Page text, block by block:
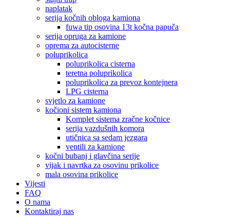
naplatak
serija kočnih obloga kamiona
fuwa tip osovina 13t kočna papuča
serija opruga za kamione
oprema za autocisterne
poluprikolica
poluprikolica cisterna
teretna poluprikolica
poluprikolica za prevoz kontejnera
LPG cisterna
svjetlo za kamione
kočioni sistem kamiona
Komplet sistema zračne kočnice
serija vazdušnih komora
utičnica sa sedam jezgara
ventili za kamione
kočni bubanj i glavčina serije
vijak i navrtka za osovinu prikolice
mala osovina prikolice
Vijesti
FAQ
O nama
Kontaktiraj nas